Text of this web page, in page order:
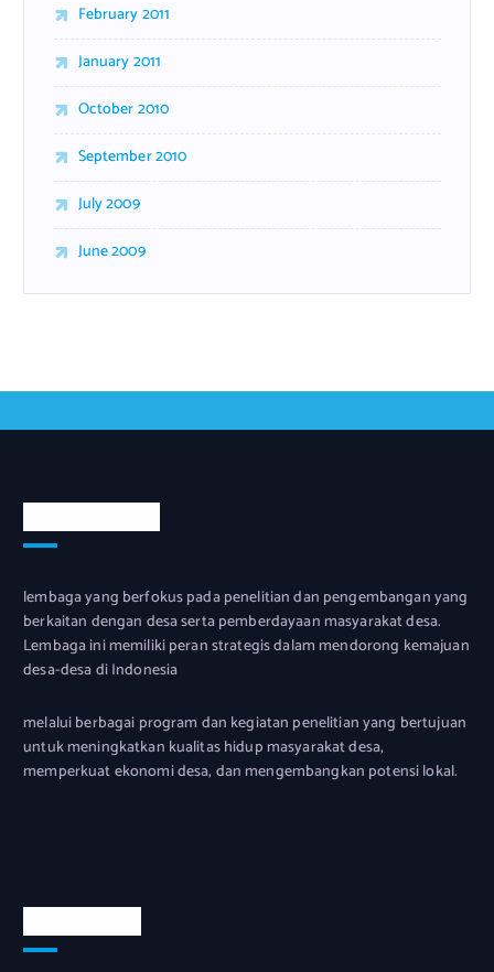
February 2011
January 2011
October 2010
September 2010
July 2009
June 2009
lembaga yang berfokus pada penelitian dan pengembangan yang
berkaitan dengan desa serta pemberdayaan masyarakat desa.
Lembaga ini memiliki peran strategis dalam mendorong kemajuan
desa-desa di Indonesia
melalui berbagai program dan kegiatan penelitian yang bertujuan
untuk meningkatkan kualitas hidup masyarakat desa,
memperkuat ekonomi desa, dan mengembangkan potensi lokal.